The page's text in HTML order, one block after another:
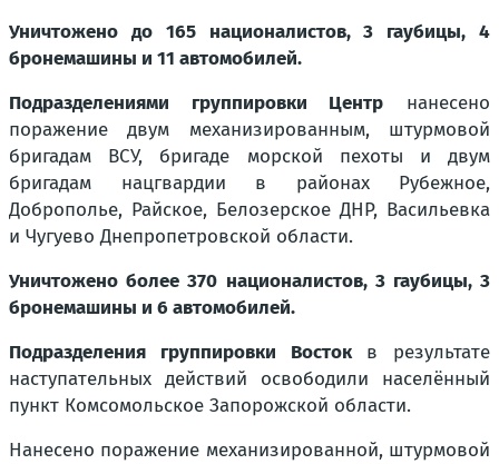
Уничтожено до 165 националистов, 3 гаубицы, 4
бронемашины и 11 автомобилей.
Подразделениями группировки Центр нанесено
поражение двум механизированным, штурмовой
бригадам ВСУ, бригаде морской пехоты и двум
бригадам нацгвардии в районах Рубежное,
Доброполье, Райское, Белозерское ДНР, Васильевка
и Чугуево Днепропетровской области.
Уничтожено более 370 националистов, 3 гаубицы, 3
бронемашины и 6 автомобилей.
Подразделения группировки Востокв результате
наступательных действий освободили населённый
пункт Комсомольское Запорожской области.
Нанесено поражение механизированной, штурмовой